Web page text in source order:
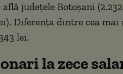
județele Botoșani
Diferența dintre cea mai
lei.
la zece